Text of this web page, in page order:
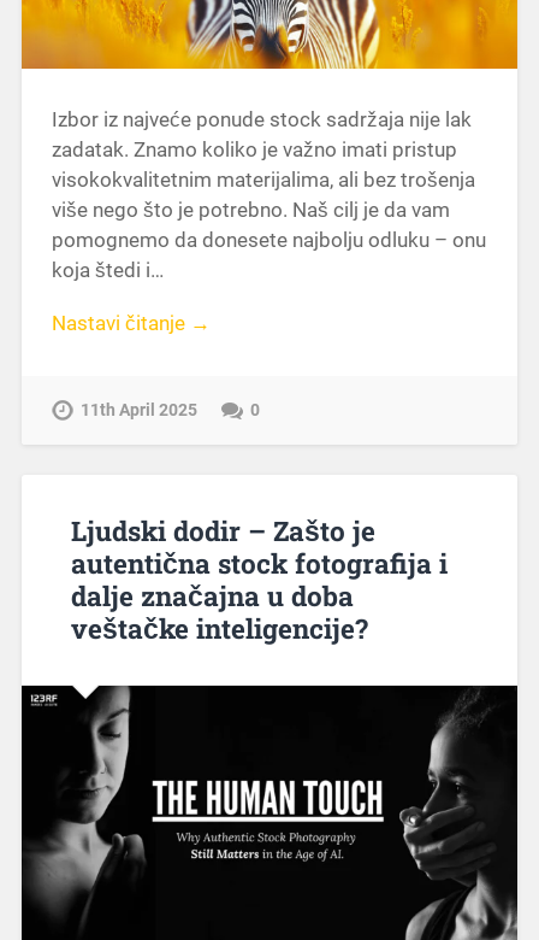
Izbor iz najveće ponude stock sadržaja nije lak
zadatak. Znamo koliko je važno imati pristup
visokokvalitetnim materijalima, ali bez trošenja
više nego što je potrebno. Naš cilj je da vam
pomognemo da donesete najbolju odluku – onu
koja štedi i…
Nastavi čitanje →
11th April 2025 0
Ljudski dodir – Zašto je
autentična stock fotografija i
dalje značajna u doba
veštačke inteligencije?